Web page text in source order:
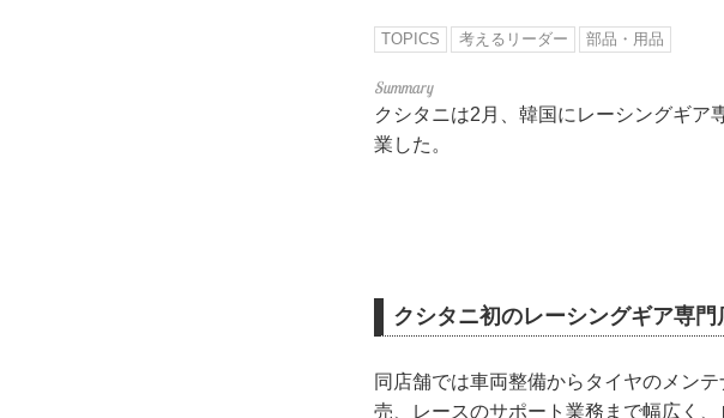
TOPICS 考えるリーダー 部品・用品
クシタニは2月、韓国にレーシングギア
業した。
クシタニ初のレーシングギア専門
同店舗では車両整備からタイヤのメン
売、レースのサポート業務まで幅広く